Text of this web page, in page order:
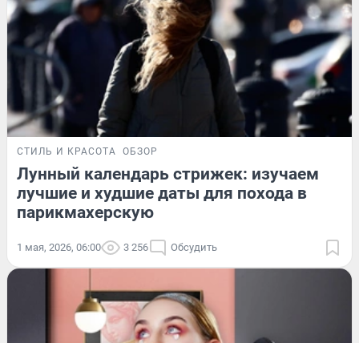
СТИЛЬ И КРАСОТА ОБЗОР
Лунный календарь стрижек: изучаем
лучшие и худшие даты для похода в
парикмахерскую
1 мая, 2026, 06:00 3 256 Обсудить